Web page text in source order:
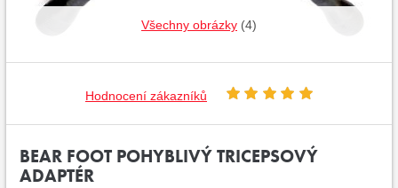
Všechny obrázky (4)
Hodnocení zákazníků
BEAR FOOT POHYBLIVÝ TRICEPSOVÝ
ADAPTÉR